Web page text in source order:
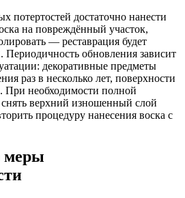
потертостей достаточно нанести
на повреждённый участок,
— реставрация будет
Периодичность обновления зависит
декоративные предметы
раз в несколько лет, поверхности
необходимости полной
снять верхний изношенный слой
процедуру нанесения воска с
меры